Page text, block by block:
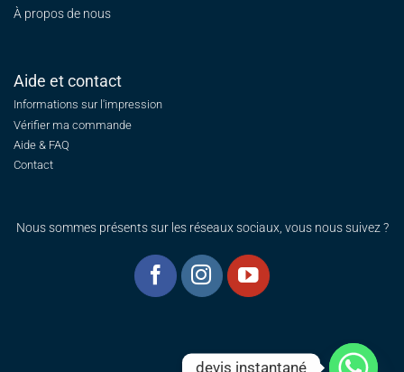
À propos de nous
Aide et contact
Informations sur l'impression
Vérifier ma commande
Aide & FAQ
Contact
Nous sommes présents sur les réseaux sociaux, vous nous suivez ?
devis instantané